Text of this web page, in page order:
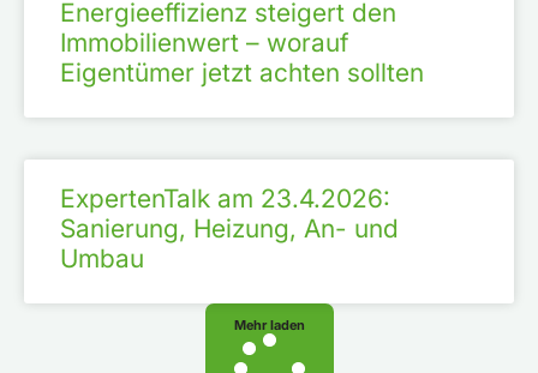
Energieeffizienz steigert den
Immobilienwert – worauf
Eigentümer jetzt achten sollten
ExpertenTalk am 23.4.2026:
Sanierung, Heizung, An- und
Umbau
Mehr laden